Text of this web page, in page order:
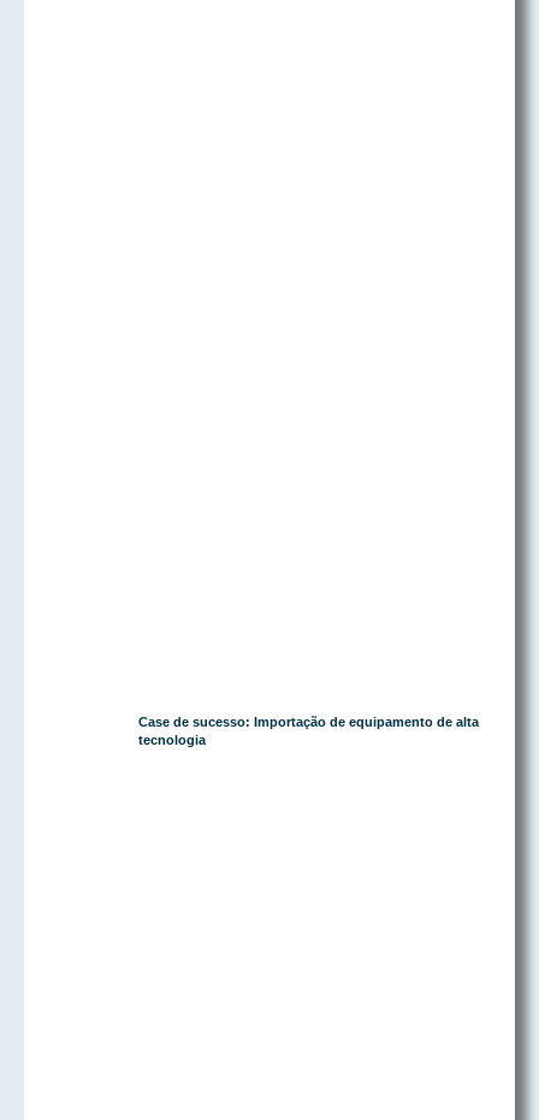
Case de sucesso: Importação de equipamento de alta
tecnologia